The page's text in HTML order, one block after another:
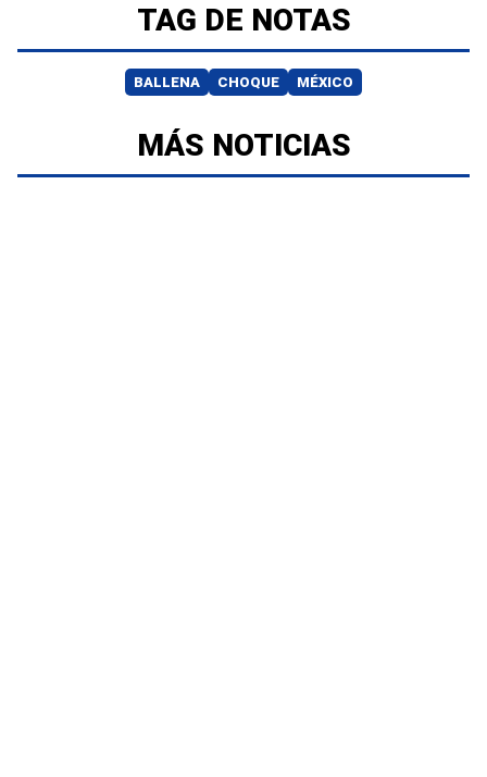
TAG DE NOTAS
BALLENA CHOQUE MÉXICO
MÁS NOTICIAS